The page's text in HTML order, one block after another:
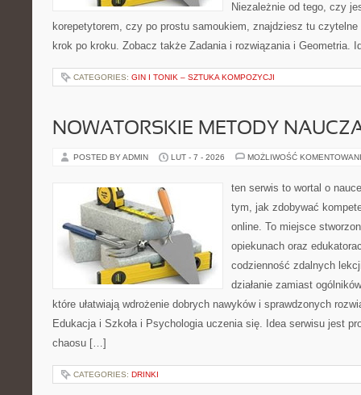
Niezależnie od tego, czy
korepetytorem, czy po prostu samoukiem, znajdziesz tu czytelne
krok po kroku. Zobacz także Zadania i rozwiązania i Geometria.
CATEGORIES: GIN I TONIK – SZTUKA KOMPOZYCJI
NOWATORSKIE METODY
POSTED BY ADMIN LUT - 7 - 2026 MOŻLIWOŚĆ
ten serwis to wortal o
tym, jak zdobywać
online. To miejsce
opiekunach oraz
codzienność zdalnych
działanie zamiast
które ułatwiają wdrożenie dobrych nawyków i sprawdzonych
Edukacja i Szkoła i Psychologia uczenia się. Idea serwisu jest
chaosu […]
CATEGORIES: DRINKI